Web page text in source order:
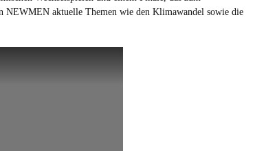
NEWMEN aktuelle Themen wie den Klimawandel sowie die